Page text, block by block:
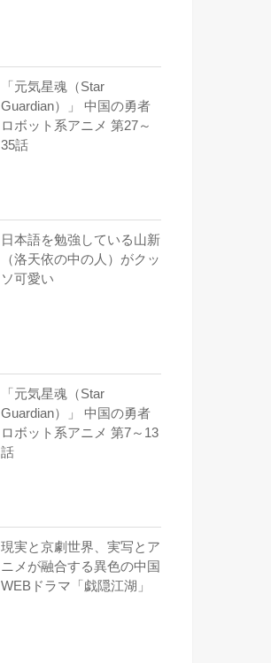
「元気星魂（Star
Guardian）」 中国の勇者
ロボット系アニメ 第27～
35話
日本語を勉強している山新
（洛天依の中の人）がクッ
ソ可愛い
「元気星魂（Star
Guardian）」 中国の勇者
ロボット系アニメ 第7～13
話
現実と京劇世界、実写とア
ニメが融合する異色の中国
WEBドラマ「戯隠江湖」